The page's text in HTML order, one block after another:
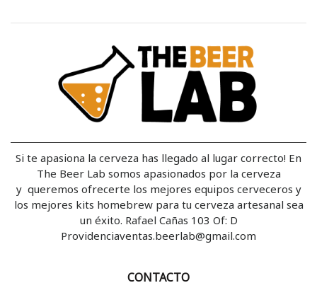
Si te apasiona la cerveza has llegado al lugar correcto! En
The Beer Lab somos apasionados por la cerveza
y queremos ofrecerte los mejores equipos cerveceros y
los mejores kits homebrew para tu cerveza artesanal sea
un éxito. Rafael Cañas 103 Of: D
Providenciaventas.beerlab@gmail.com
CONTACTO